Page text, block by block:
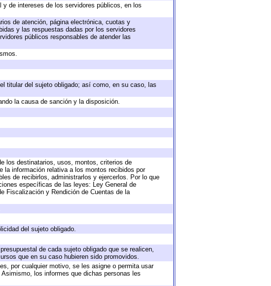
de intereses de los servidores públicos, en los
de atención, página electrónica, cuotas y
y las respuestas dadas por los servidores
públicos responsables de atender las
titular del sujeto obligado; así como, en su caso, las
la causa de sanción y la disposición.
los destinatarios, usos, montos, criterios de
la información relativa a los montos recibidos por
de recibirlos, administrarlos y ejercerlos. Por lo que
específicas de las leyes: Ley General de
Fiscalización y Rendición de Cuentas de la
del sujeto obligado.
de cada sujeto obligado que se realicen,
que en su caso hubieren sido promovidos.
por cualquier motivo, se les asigne o permita usar
los informes que dichas personas les